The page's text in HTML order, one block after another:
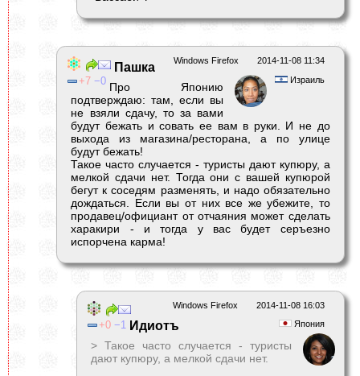
2014-11-08 11:34
Windows Firefox
Израиль
7 0
Пашка
Про Японию
подтверждаю: там, если вы
не взяли сдачу, то за вами
будут бежать и совать ее вам в руки. И не до
выхода из магазина/ресторана, а по улице
будут бежать!
Такое часто случается - туристы дают купюру, а
мелкой сдачи нет. Тогда они с вашей купюрой
бегут к соседям разменять, и надо обязательно
дождаться. Если вы от них все же убежите, то
продавец/официант от отчаяния может сделать
харакири - и тогда у вас будет серъезно
испорчена карма!
2014-11-08 16:03
Windows Firefox
Япония
0 1 Идиотъ
> Такое часто случается - туристы
дают купюру, а мелкой сдачи нет.